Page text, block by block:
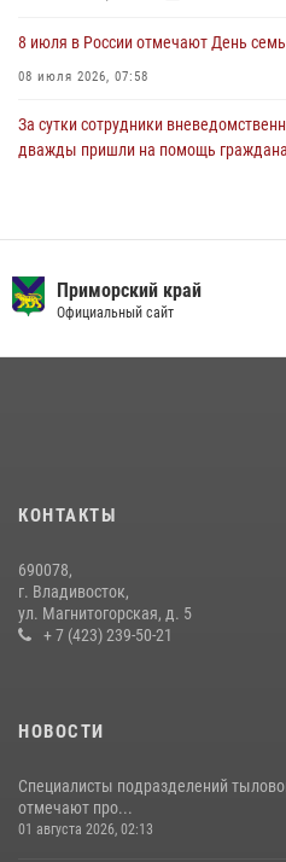
8 июля в России отмечают День
08 июля 2026, 07:58
За сутки сотрудники
дважды пришли на помощь
10 июля 2026, 06:31 4
16 июля 2026, 01:13
боевого опыта
08 июля 2026, 07:52
Приморский край
Официальный сайт
КОНТАКТЫ
690078,
г. Владивосток,
ул. Магнитогорская, д. 5
+ 7 (423) 239-50-21
НОВОСТИ
Специалисты подразделений
отмечают про...
01 августа 2026, 02:13